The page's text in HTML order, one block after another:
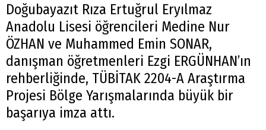
Doğubayazıt Rıza Ertuğrul Eryılmaz
Anadolu Lisesi öğrencileri Medine Nur
ÖZHAN ve Muhammed Emin SONAR,
danışman öğretmenleri Ezgi ERGÜNHAN’ın
rehberliğinde, TÜBİTAK 2204-A Araştırma
Projesi Bölge Yarışmalarında büyük bir
başarıya imza attı.